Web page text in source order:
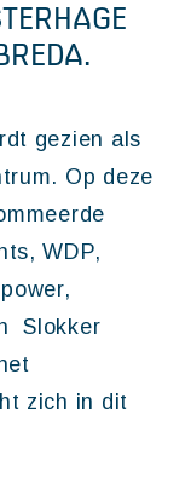
gezien als
Op deze
WDP,
Slokker
zich in dit